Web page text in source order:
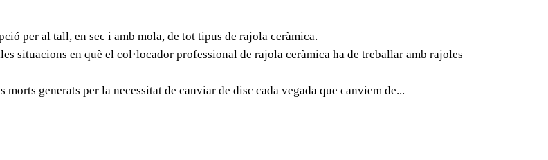
CONTINU - CSV
Els discos de diamant de banda contínua CSV de RUBI són la millor opció
per al tall, en sec i amb mola, de tot tipus de rajola ceràmica.
situacions en què el col·locador professional de rajola ceràmica ha de treballar amb rajoles
generats per la necessitat de canviar de disc cada vegada que canviem de...